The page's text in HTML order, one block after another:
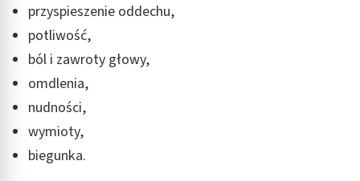
przyspieszenie oddechu,
potliwość,
ból i zawroty głowy,
omdlenia,
nudności,
wymioty,
biegunka.